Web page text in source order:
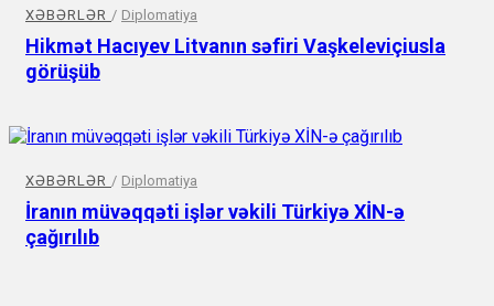
XƏBƏRLƏR / Diplomatiya
Hikmət Hacıyev Litvanın səfiri Vaşkeleviçiusla
görüşüb
XƏBƏRLƏR / Diplomatiya
İranın müvəqqəti işlər vəkili Türkiyə XİN-ə
çağırılıb